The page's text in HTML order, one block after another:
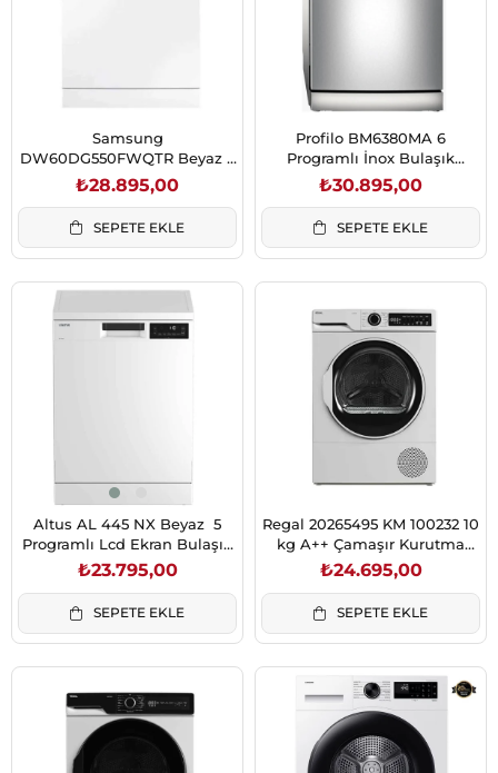
Samsung
DW60DG550FWQTR Beyaz 5
Program Bulaşık Makinesi
₺28.895,00
SEPETE EKLE
Profilo BM6380MA 6
Programlı İnox Bulaşık
Makinesi
₺30.895,00
SEPETE EKLE
Altus AL 445 NX Beyaz 5
Programlı Lcd Ekran Bulaşık
Makinesi
₺23.795,00
SEPETE EKLE
Regal 20265495 KM 100232 10
kg A++ Çamaşır Kurutma
Makinesi
₺24.695,00
SEPETE EKLE